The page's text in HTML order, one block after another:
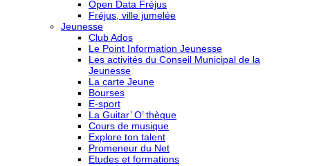
Open Data Fréjus
Fréjus, ville jumelée
Jeunesse
Club Ados
Le Point Information Jeunesse
Les activités du Conseil Municipal de la
Jeunesse
La carte Jeune
Bourses
E-sport
La Guitar’ O’ thèque
Cours de musique
Explore ton talent
Promeneur du Net
Etudes et formations